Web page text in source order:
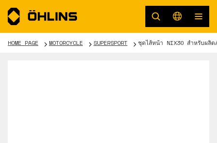
HOME PAGE MOTORCYCLE SUPERSPORT ชุดไส้หน้า NIX30 สำหรับผลิต